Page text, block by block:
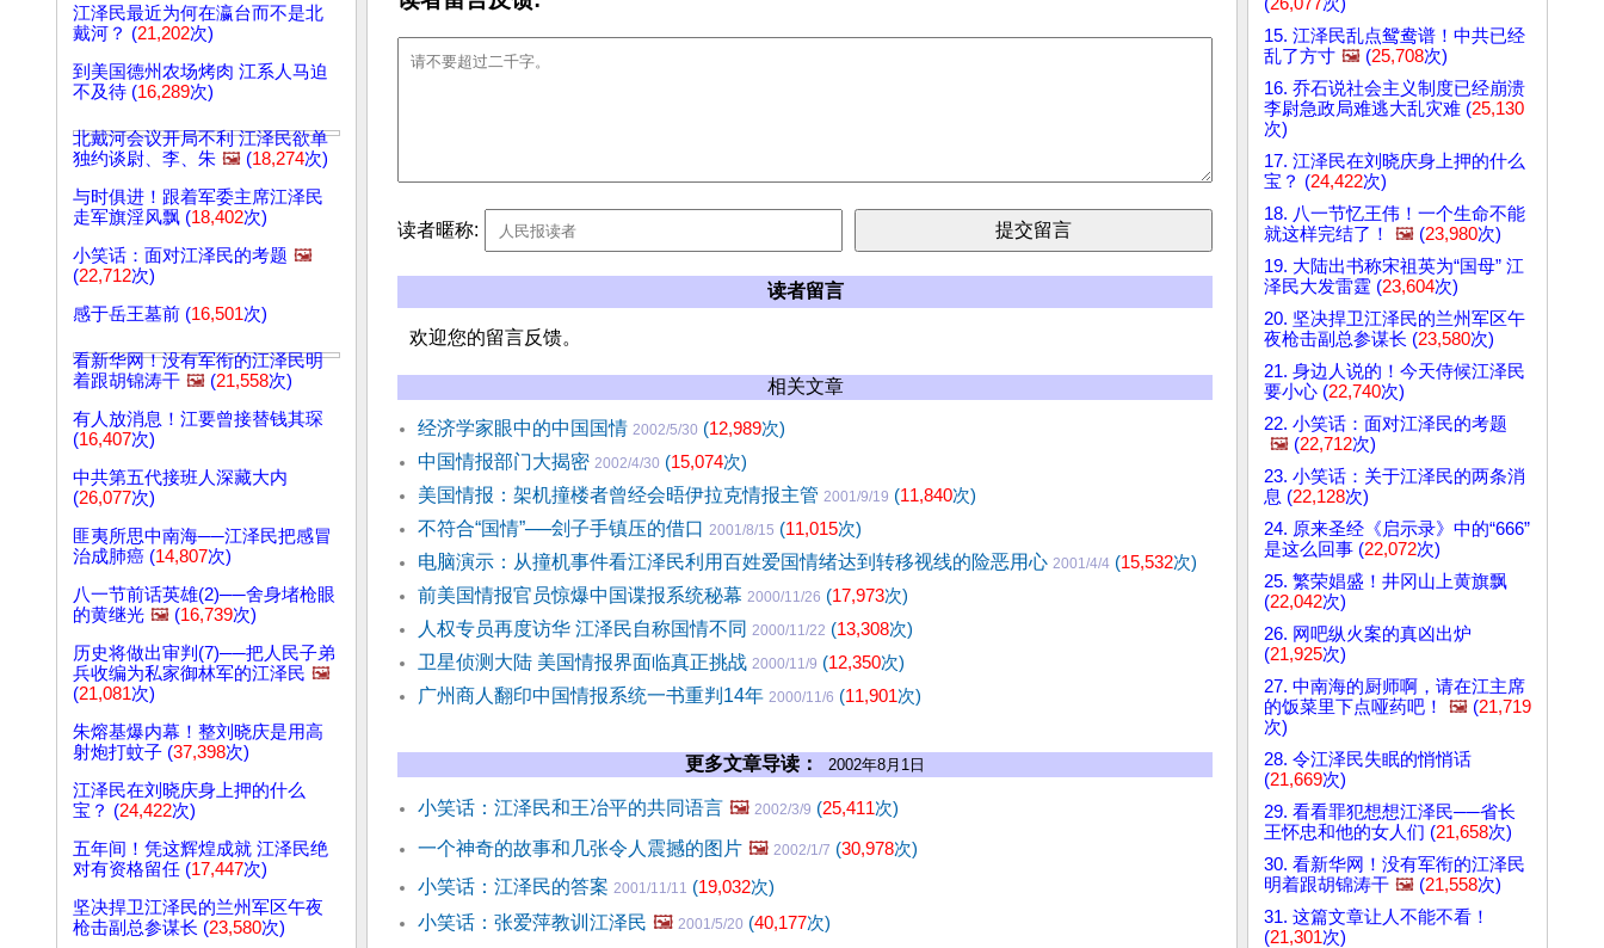
江泽民最近为何在瀛台而不是北
戴河？ (21,202次)
到美国德州农场烤肉 江系人马迫
不及待 (16,289次)
北戴河会议开局不利 江泽民欲单
独约谈尉、李、朱 🖼️ (18,274次)
与时俱进！跟着军委主席江泽民
走军旗淫风飘 (18,402次)
小笑话：面对江泽民的考题 🖼️
(22,712次)
感于岳王墓前 (16,501次)
看新华网！没有军衔的江泽民明
着跟胡锦涛干 🖼️ (21,558次)
有人放消息！江要曾接替钱其琛
(16,407次)
中共第五代接班人深藏大内
(26,077次)
匪夷所思中南海──江泽民把感冒
治成肺癌 (14,807次)
八一节前话英雄(2)──舍身堵枪眼
的黄继光 🖼️ (16,739次)
历史将做出审判(7)──把人民子弟
兵收编为私家御林军的江泽民 🖼️
(21,081次)
朱熔基爆内幕！整刘晓庆是用高
射炮打蚊子 (37,398次)
江泽民在刘晓庆身上押的什么
宝？ (24,422次)
五年间！凭这辉煌成就 江泽民绝
对有资格留任 (17,447次)
坚决捍卫江泽民的兰州军区午夜
枪击副总参谋长 (23,580次)
读者暱称:
读者留言
欢迎您的留言反馈。
相关文章
经济学家眼中的中国国情 2002/5/30 (12,989次)
中国情报部门大揭密 2002/4/30 (15,074次)
美国情报：架机撞楼者曾经会晤伊拉克情报主管 2001/9/19 (11,840次)
不符合“国情”──刽子手镇压的借口 2001/8/15 (11,015次)
电脑演示：从撞机事件看江泽民利用百姓爱国情绪达到转移视线的险恶用心 2001/4/4 (15,532次)
前美国情报官员惊爆中国谍报系统秘幕 2000/11/26 (17,973次)
人权专员再度访华 江泽民自称国情不同 2000/11/22 (13,308次)
卫星侦测大陆 美国情报界面临真正挑战 2000/11/9 (12,350次)
广州商人翻印中国情报系统一书重判14年 2000/11/6 (11,901次)
更多文章导读： 2002年8月1日
小笑话：江泽民和王冶平的共同语言 🖼️ 2002/3/9 (25,411次)
一个神奇的故事和几张令人震撼的图片 🖼️ 2002/1/7 (30,978次)
小笑话：江泽民的答案 2001/11/11 (19,032次)
小笑话：张爱萍教训江泽民 🖼️ 2001/5/20 (40,177次)
15. 江泽民乱点鸳鸯谱！中共已经
乱了方寸 🖼️ (25,708次)
16. 乔石说社会主义制度已经崩溃
李尉急政局难逃大乱灾难 (25,130
次)
17. 江泽民在刘晓庆身上押的什么
宝？ (24,422次)
18. 八一节忆王伟！一个生命不能
就这样完结了！
🖼️ (23,980次)
19. 大陆出书称宋祖英为“国母” 江
泽民大发雷霆 (23,604次)
20. 坚决捍卫江泽民的兰州军区午
夜枪击副总参谋长 (23,580次)
21. 身边人说的！今天侍候江泽民
要小心 (22,740次)
22. 小笑话：面对江泽民的考题
🖼️ (22,712次)
23. 小笑话：关于江泽民的两条消
息 (22,128次)
24. 原来圣经《启示录》中的“666”
是这么回事 (22,072次)
25. 繁荣娼盛！井冈山上黄旗飘
(22,042次)
26. 网吧纵火案的真凶出炉
(21,925次)
27. 中南海的厨师啊，请在江主席
的饭菜里下点哑药吧！
🖼️ (21,719
次)
28. 令江泽民失眠的悄悄话
(21,669次)
29. 看看罪犯想想江泽民──省长
王怀忠和他的女人们 (21,658次)
30. 看新华网！没有军衔的江泽民
明着跟胡锦涛干 🖼️ (21,558次)
31. 这篇文章让人不能不看！
(21,301次)